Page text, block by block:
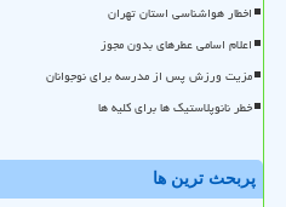
اخطار هواشناسی استان تهران
اعلام اسامی عطرهای بدون مجوز
مزیت ورزش پس از مدرسه برای نوجوانان
خطر نانوپلاستیک ها برای کلیه ها
پربحث ترین ها